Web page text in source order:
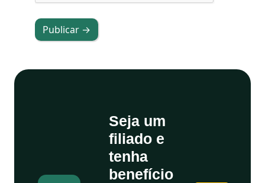
Publicar →
Seja um
filiado e
tenha
benefício